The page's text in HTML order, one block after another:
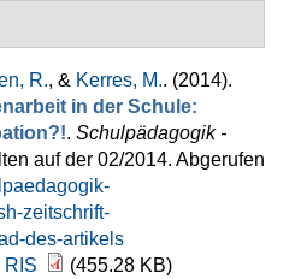
R., & Kerres, M.. (2014).
in der Schule:
. Schulpädagogik -
auf der 02/2014. Abgerufen
zeitschrift-
des-artikels
RIS (455.28 KB)